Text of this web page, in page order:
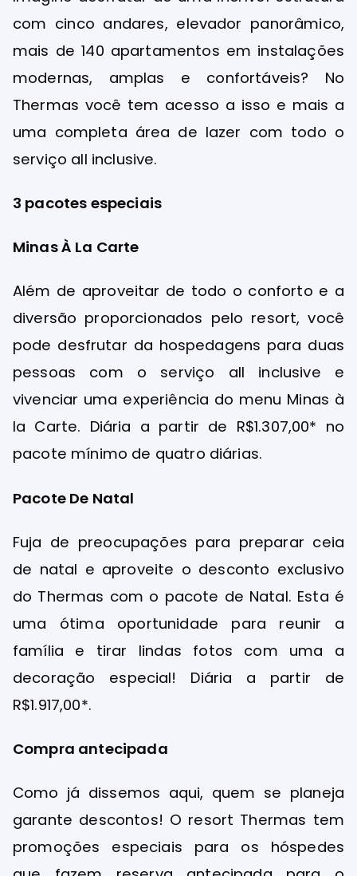
com cinco andares, elevador panorâmico,
mais de 140 apartamentos em instalações
modernas, amplas e confortáveis? No
Thermas você tem acesso a isso e mais a
uma completa área de lazer com todo o
serviço all inclusive.
3 pacotes especiais
Minas À La Carte
Além de aproveitar de todo o conforto e a
diversão proporcionados pelo resort, você
pode desfrutar da hospedagens para duas
pessoas com o serviço all inclusive e
vivenciar uma experiência do menu Minas à
la Carte. Diária a partir de R$1.307,00* no
pacote mínimo de quatro diárias.
Pacote De Natal
Fuja de preocupações para preparar ceia
de natal e aproveite o desconto exclusivo
do Thermas com o pacote de Natal. Esta é
uma ótima oportunidade para reunir a
família e tirar lindas fotos com uma a
decoração especial! Diária a partir de
R$1.917,00*.
Compra antecipada
Como já dissemos aqui, quem se planeja
garante descontos! O resort Thermas tem
promoções especiais para os hóspedes